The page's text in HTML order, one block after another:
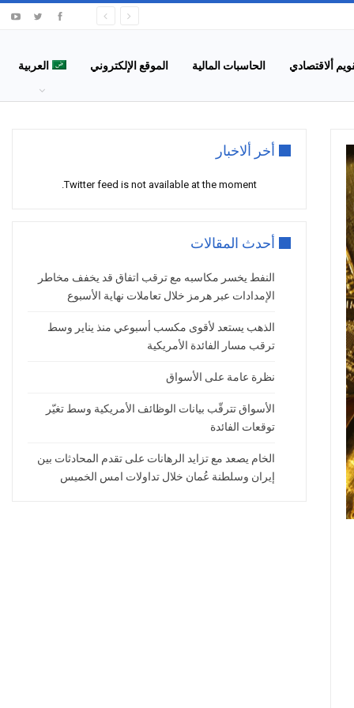
ألاقتصادي الحاسبات المالية الموقع الإلكتروني العربية
أخر ألاخبار
Twitter feed is not available at the moment.
أحدث المقالات
النفط يخسر مكاسبه مع ترقب اتفاق قد يخفف مخاطر
الإمدادات عبر هرمز خلال تعاملات نهاية الأسبوع
الذهب يستعد لأقوى مكسب أسبوعي منذ يناير وسط
ترقب مسار الفائدة الأمريكية
نظرة عامة على الأسواق
الأسواق تترقّب بيانات الوظائف الأمريكية وسط تغيّر
توقعات الفائدة
الخام يصعد مع تزايد الرهانات على تقدم المحادثات بين
إيران وسلطنة عُمان خلال تداولات امس الخميس